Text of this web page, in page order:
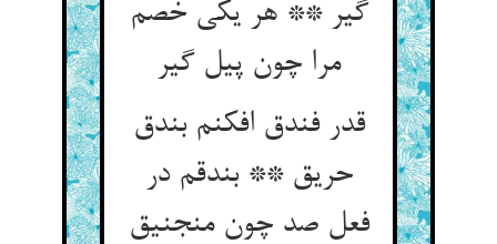
گیر ** هر یکی خصم
مرا چون پیل گیر
قدر فندق افکنم بندق
حریق ** بندقم در
فعل صد چون منجنیق‏